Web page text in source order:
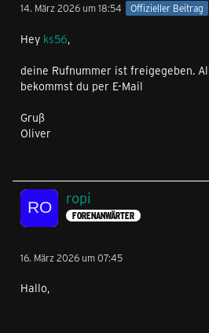
14. März 2026 um 18:54 Offizieller Beitrag
Hey ks56,
deine Rufnummer ist freigegeben.
bekommst du per E-Mail
Gruß
Oliver
ropi
FORENANWÄRTER
16. März 2026 um 07:45
Hallo,